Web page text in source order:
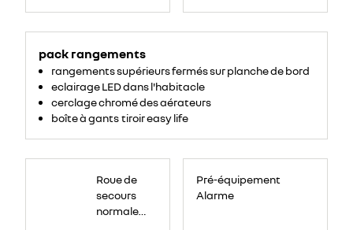
rangement
ordinateur
écritoire,
rangement
litres
sous
assise.
tablette
écritoire
et assise
relevable
pack rangements
rangements supérieurs fermés sur planche de bord
eclairage LED dans l'habitacle
cerclage chromé des aérateurs
boîte à gants tiroir easy life
Roue de
secours
normale
Pré-équipement
Alarme